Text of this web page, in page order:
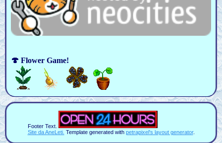
🍄 Flower Game!
Footer Text.
Site da AneLeti. Template generated with petrapixel's layout generator.